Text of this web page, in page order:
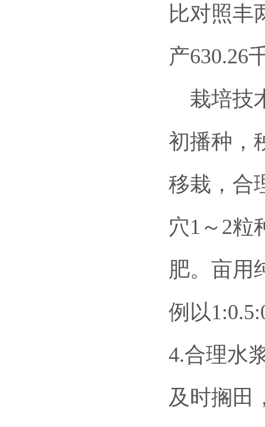
比对照丰
产630.26
栽培技
初播种，
移栽，合
穴1～2粒
肥。亩用
例以
4.合理水
及时搁田